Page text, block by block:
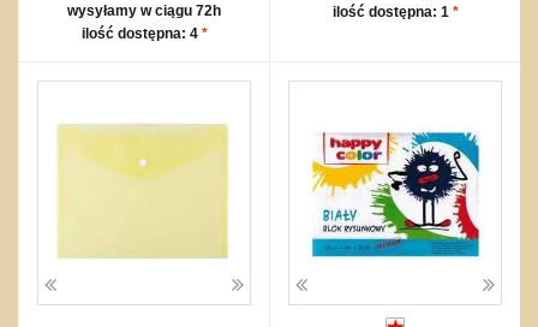
wysyłamy w ciągu 72h
ilość dostępna: 4 *
ilość dostępna: 1 *